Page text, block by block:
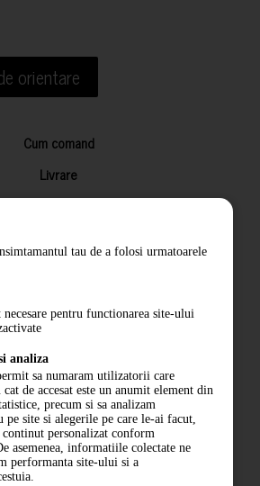
orientare
Cum comand
Livrare
produselor
Termeni si conditii
de confidentialitate
ANPC
tau de a folosi urmatoarele
necesare pentru functionarea site-ului
analiza
sa numaram utilizatorii care
de accesat este un anumit element din
precum si sa analizam
pe site si alegerile pe care le-ai facut,
personalizat conform
asemenea, informatiile colectate ne
performanta site-ului si a